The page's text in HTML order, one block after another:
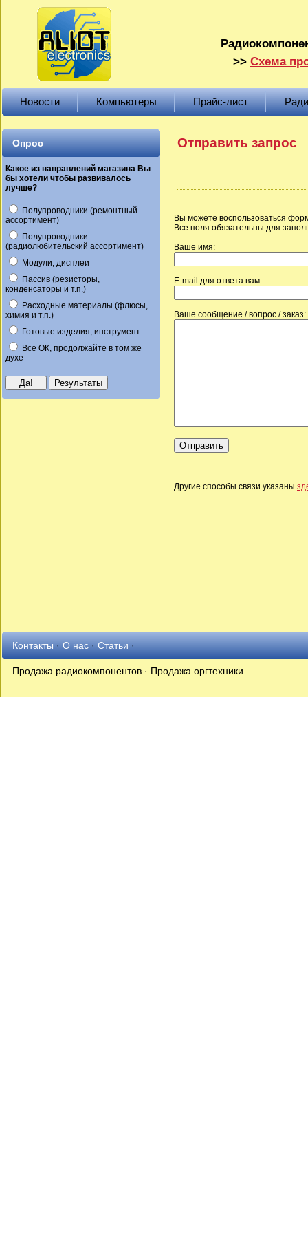
>> Схема
Новости Компьютеры Прайс-лист
Опрос
Какое из направлений магазина Вы
бы хотели чтобы развивалось
лучше?
Полупроводники (ремонтный
ассортимент)
Полупроводники
(радиолюбительский ассортимент)
Модули, дисплеи
Пассив (резисторы,
конденсаторы и т.п.)
Расходные материалы (флюсы,
химия и т.п.)
Готовые изделия, инструмент
Все ОК, продолжайте в том же
духе
Отправить запрос
Вы можете воспользоваться
Все поля обязательны для
Ваше имя:
E-mail для ответа вам
Ваше сообщение / вопрос / заказ:
Другие способы связи указаны
Контакты·О нас·Статьи·
Продажа радиокомпонентов · Продажа оргтехники